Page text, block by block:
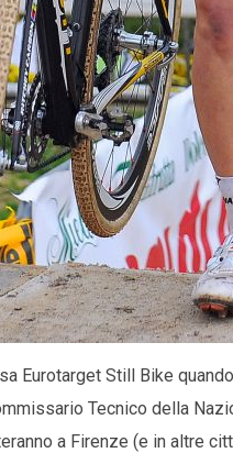
Eurotarget Still Bike
Tecnico della
a Firenze (e in altre